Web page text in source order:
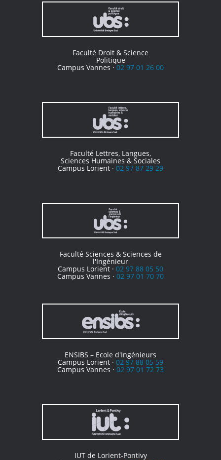
Faculté Droit & Science
Politique
Campus Vannes ·02 97 01 26 00
Faculté Lettres, Langues,
Sciences Humaines & Sociales
Campus Lorient · 02 97 87 29 29
Faculté Sciences & Sciences de
l'Ingénieur
Campus Lorient · 02 97 88 05 50
Campus Vannes · 02 97 01 70 70
ENSIBS – Ecole d'Ingénieurs
Campus Lorient · 02 97 88 05 59
Campus Vannes · 02 97 01 72 73
IUT de Lorient-Pontivy